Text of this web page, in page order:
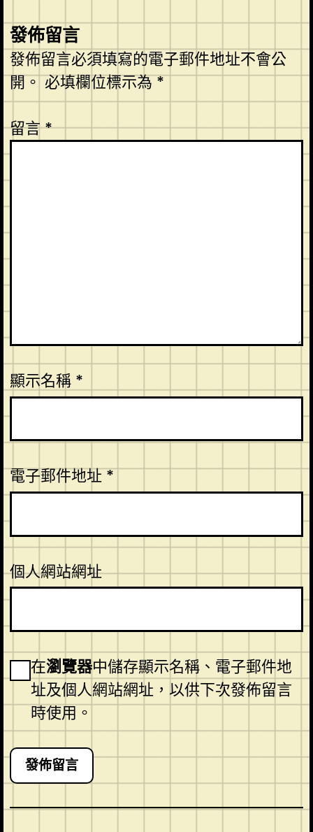
發佈留言
發佈留言必須填寫的電子郵件地址不會公
開。必填欄位標示為*
留言*
顯示名稱 *
電子郵件地址*
個人網站網址
在瀏覽器中儲存顯示名稱、電子郵件地
址及個人網站網址，以供下次發佈留言
時使用。